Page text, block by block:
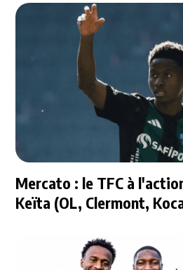
Mercato : le TFC à
Keïta (OL, Clermont,